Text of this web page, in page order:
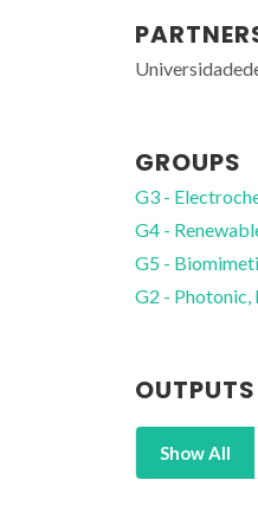
Professor
GROUPS
G3 -
G4 -
G5 -
G2 -
OUTPUTS
Show All